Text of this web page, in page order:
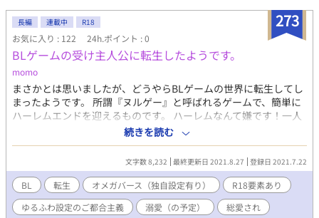
おりましたら、何卒宜しくお願い致します。
273
長編 連載中 R18
お気に入り : 122 24h.ポイント : 0
BLゲームの受け主人公に転生したようです。
momo
まさかとは思いましたが、どうやらBLゲームの世界に転生してし
まったようです。 所謂『ヌルゲー』と呼ばれるゲームで、簡単に
ハーレムエンドを迎えるものです。 ハーレムなんて嫌です！一人
の人と愛し合いたいです！そして出来るなら可愛い男の子たちの
イチャイチャを眺めていたいです！ ハーレムエンドから逃げる為
攻略対象から逃げ惑う主人公の辿り着く先は唯一とのラブエンド
なのか？！ 腐れ脳美少年と彼に振り回されるイケメン達のゆるい
日常。 ※オメガバースの世界観を拝借しています。基本的な特徴
しか出していないとは思いますが、独自の特徴も入っている可能
性あります。 こういうのが苦手な方はご注意下さい。
続きを読む
文字数 8,232 最終更新日 2021.8.27 登録日 2021.7.22
BL 転生 オメガバース（独自設定有り）
R18要素あり
ゆるふわ設定のご都合主義
溺愛（の予定） 総愛され